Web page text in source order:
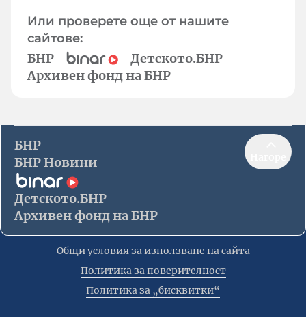
Или проверете още от нашите
сайтове:
БНР
Детското.БНР
Архивен фонд на БНР
БНР
БНР Новини
Детското.БНР
Архивен фонд на БНР
Общи условия за използване на сайта
Политика за поверителност
Политика за „бисквитки“